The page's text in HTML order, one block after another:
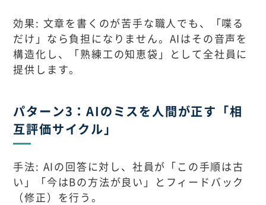
効果: 文章を書くのが苦手な職人でも、「喋る
だけ」なら負担になりません。AIはその音声を
構造化し、「熟練工の知恵袋」として全社員に
提供します。
パターン3：AIのミスを人間が正す「相
互評価サイクル」
手法: AIの回答に対し、社員が「この手順は古
い」「今はBの方法が良い」とフィードバック
（修正）を行う。